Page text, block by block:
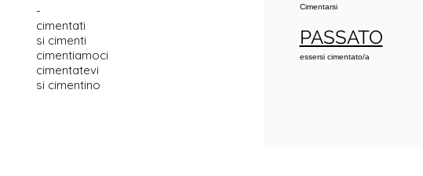
-
cimentati
si cimenti
cimentiamoci
cimentatevi
si cimentino
Cimentarsi
PASSATO
essersi cimentato/a